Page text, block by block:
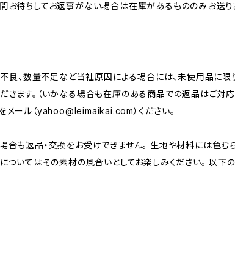
待ちしてお返事がない場合は在庫があるもののみお送り
不良、数量不足など当社原因による場合には、未使用品に
ます。（いかなる場合も在庫のある商品での返品はご対応
メール（yahoo@leimaikai.com）ください。
も返品・交換をお受けできません。 生地や材料には色む
ついてはその素材の風合いとしてお楽しみください。 以下